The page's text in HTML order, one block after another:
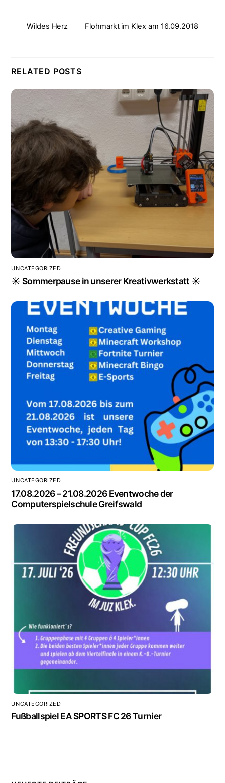
Wildes Herz Flohmarkt im Klex am 16.09.2018
RELATED POSTS
UNCATEGORIZED
☀️ Sommerpause in unserer Kreativwerkstatt ☀️
UNCATEGORIZED
17.08.2026 – 21.08.2026 Eventwoche der
Computerspielschule Greifswald
UNCATEGORIZED
Fußballspiel EA SPORTS FC 26 Turnier